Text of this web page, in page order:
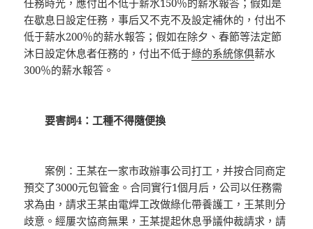
任務時光，應付出不低于薪水150％的薪水報答；假如是
在歇息日設定任務，事后又不克不及設定補休的，付出不
低于薪水200％的薪水報答；假如在除夕、春節等法定節
沐日設定休息者任務的，付出不低于綠的系統傢俱薪水
300％的薪水報答。
要害詞4：工種不得隨便換
案例：王某在一家市政辦事公司打工，并按合同商定
預交了3000元包管金。合同實行1個月后，公司以任務需
求為由，請求王某由電焊工改做綠化帶養護工，王某則分
歧意。經屢次協商無果，王某提起休息爭議仲裁請求，請